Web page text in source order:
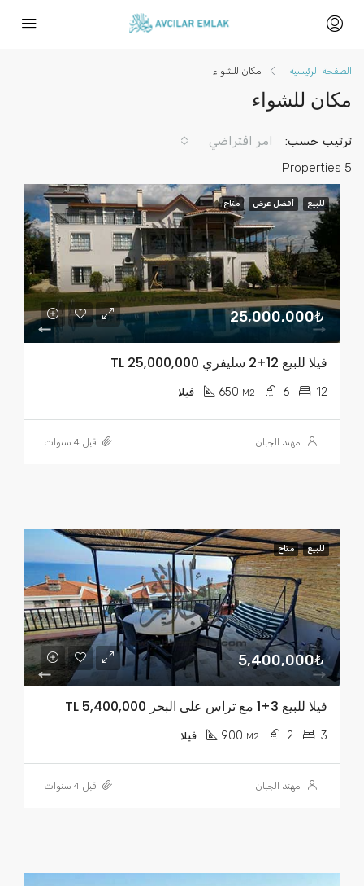
الصفحة الرئيسية مكان للشواء
مكان للشواء
5 Properties
ترتيب حسب: امر افتراضي
للبيع أفضل عرض متاح
25,000,000₺
فيلا للبيع 12+2 سليفري TL 25,000,000
12
6
650 M2 فيلا
مهند الجبان قبل 4 سنوات
للبيع متاح
5,400,000₺
فيلا للبيع 3+1 مع تراس على البحر TL 5,400,000
3
2
900 M2 فيلا
مهند الجبان قبل 4 سنوات